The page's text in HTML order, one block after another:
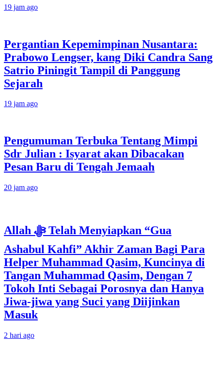
19 jam ago
Pergantian Kepemimpinan Nusantara:
Prabowo Lengser, kang Diki Candra Sang
Satrio Piningit Tampil di Panggung
Sejarah
19 jam ago
Pengumuman Terbuka Tentang Mimpi
Sdr Julian : Isyarat akan Dibacakan
Pesan Baru di Tengah Jemaah
20 jam ago
Allah ﷻ Telah Menyiapkan “Gua
Ashabul Kahfi” Akhir Zaman Bagi Para
Helper Muhammad Qasim, Kuncinya di
Tangan Muhammad Qasim, Dengan 7
Tokoh Inti Sebagai Porosnya dan Hanya
Jiwa-jiwa yang Suci yang Diijinkan
Masuk
2 hari ago